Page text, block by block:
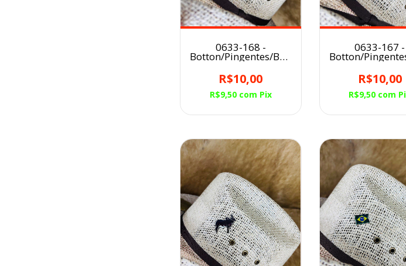
0633-168 -
Botton/Pingentes/Broche
para Chapéu MULA
MARROM
R$10,00
R$9,50 com Pix
0633-167 -
Botton/
para Chapéu
PRETA
R$10,00
R$9,50 com